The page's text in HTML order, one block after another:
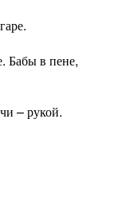
Бабы в пене,
– рукой.